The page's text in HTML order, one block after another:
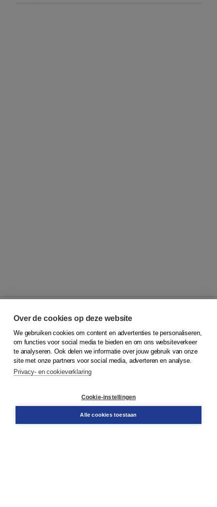
© 2026Koninklijke Boom uitgevers
Klantenservice
Service & informatie
Contact
Over de cookies op deze website
We gebruiken cookies om content en advertenties te personaliseren,
om functies voor social media te bieden en om ons websiteverkeer
te analyseren. Ook delen we informatie over jouw gebruik van onze
site met onze partners voor social media, adverteren en analyse.
Privacy- en cookieverklaring
Cookie-instellingen
Alle cookies toestaan